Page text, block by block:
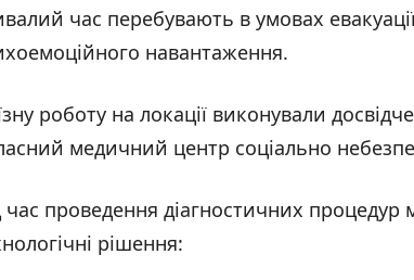
час перебувають в умовах
навантаження.
роботу на локації виконували
медичний центр соціально
час проведення діагностичних процедур
рішення: